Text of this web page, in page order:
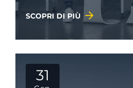
SCOPRI DI PIÙ
31